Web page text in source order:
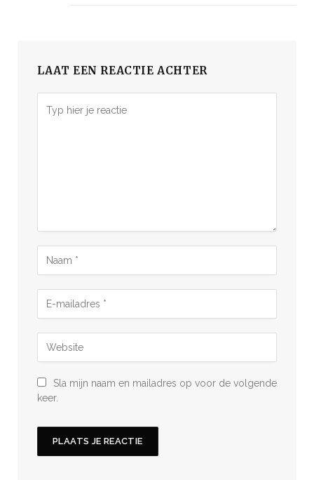
LAAT EEN REACTIE ACHTER
Sla mijn naam en mailadres op voor de volgende
keer.